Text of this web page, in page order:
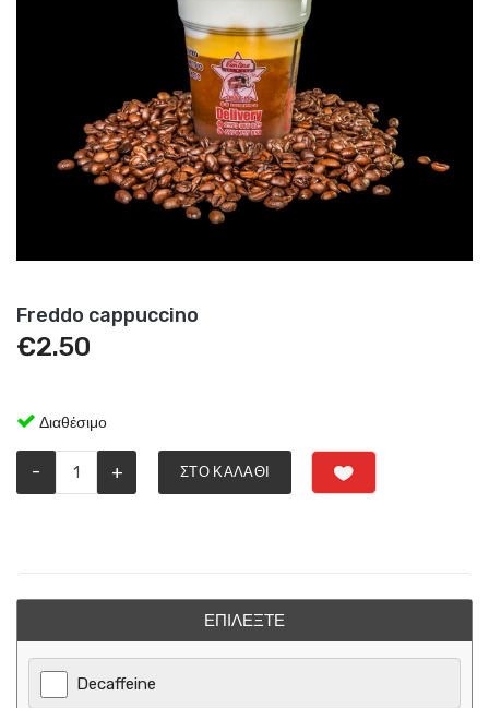
Freddo cappuccino
€2.50
Διαθέσιμο
- + ΣΤΟ ΚΑΛΆΘΙ
ΕΠΙΛΈΞΤΕ
Decaffeine